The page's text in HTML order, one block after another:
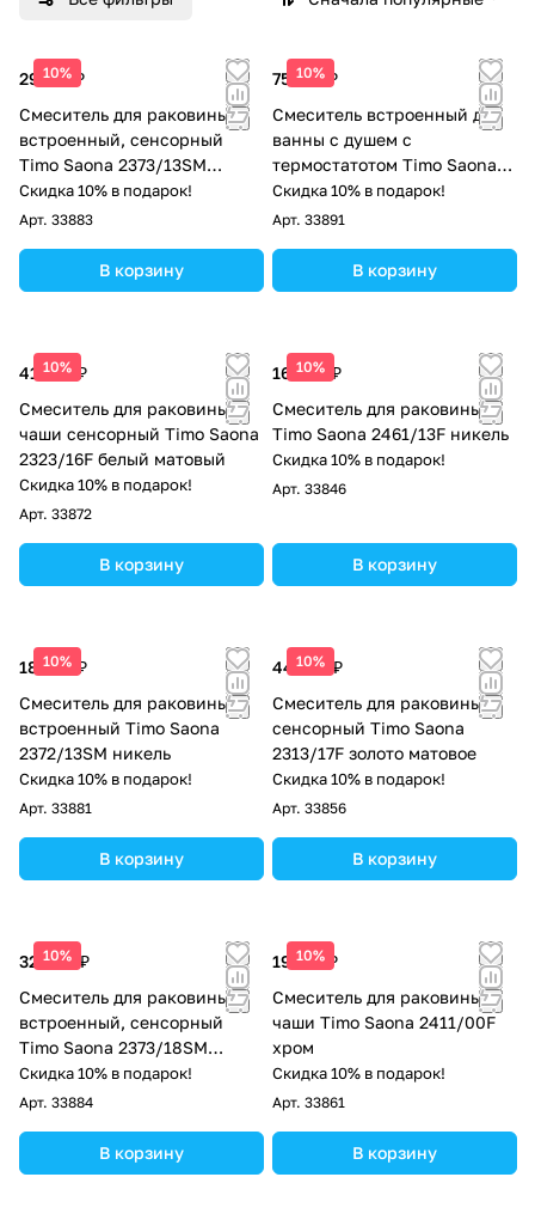
10%
29 712 ₽
Смеситель для раковины
встроенный, сенсорный
Timo Saona 2373/13SM
никель
Скидка 10% в подарок!
Арт. 33883
В корзину
10%
75 129 ₽
Смеситель встроенный для
ванны с душем с
термостатотом Timo Saona
2324/16YSM белый матовый
Скидка 10% в подарок!
Арт. 33891
В корзину
10%
41 979 ₽
Смеситель для раковины-
чаши сенсорный Timo Saona
2323/16F белый матовый
Скидка 10% в подарок!
Арт. 33872
В корзину
10%
16 092 ₽
Смеситель для раковины
Timo Saona 2461/13F никель
Скидка 10% в подарок!
Арт. 33846
В корзину
10%
18 676 ₽
Смеситель для раковины
встроенный Timo Saona
2372/13SM никель
Скидка 10% в подарок!
Арт. 33881
В корзину
10%
44 079 ₽
Смеситель для раковины
сенсорный Timo Saona
2313/17F золото матовое
Скидка 10% в подарок!
Арт. 33856
В корзину
10%
32 896 ₽
Смеситель для раковины
встроенный, сенсорный
Timo Saona 2373/18SM
черное золото
Скидка 10% в подарок!
Арт. 33884
В корзину
10%
19 125 ₽
Смеситель для раковины-
чаши Timo Saona 2411/00F
хром
Скидка 10% в подарок!
Арт. 33861
В корзину